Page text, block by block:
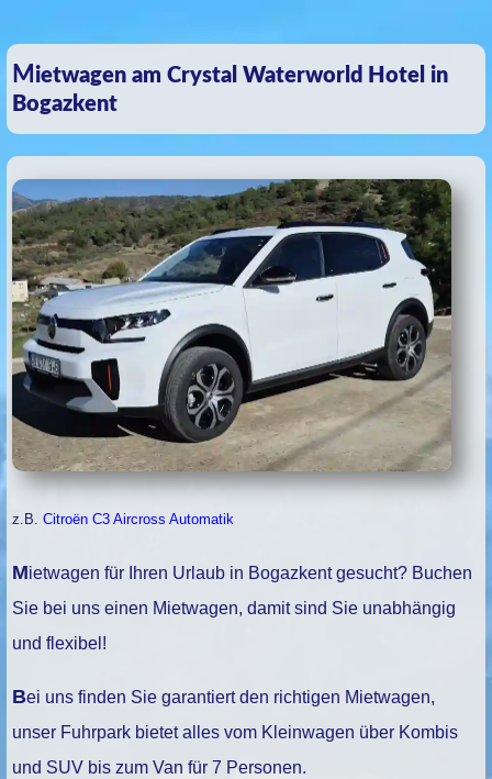
Mietwagen am Crystal Waterworld Hotel in
Bogazkent
z.B.Citroën C3 Aircross Automatik
Mietwagen für Ihren Urlaub in Bogazkent gesucht? Buchen
Sie bei uns einen Mietwagen, damit sind Sie unabhängig
und flexibel!
Bei uns finden Sie garantiert den richtigen Mietwagen,
unser Fuhrpark bietet alles vom Kleinwagen über Kombis
und SUV bis zum Van für 7 Personen.